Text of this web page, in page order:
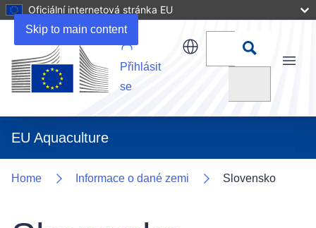
Skip to main content
Oficiální internetová stránka EU
Přihlásit
se
EU Aquaculture
Menu
Home Informace o dané zemi Slovensko
Uploads